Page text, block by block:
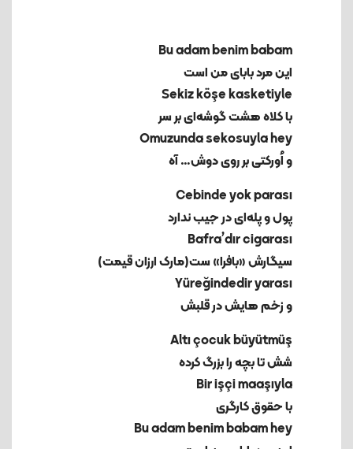
این مرد بابای من است
با کلاه هشت گوشه‌ای بر سر
و اُورکتی بر روی دوش… آه
پول و پله‌ای در جیب ندارد
سیگارش «بافرا» ست(مارک ارزان قیمت)
و زخم هایش در قلبش
شش تا بچه را بزرگ کرده
با حقوق کارگری